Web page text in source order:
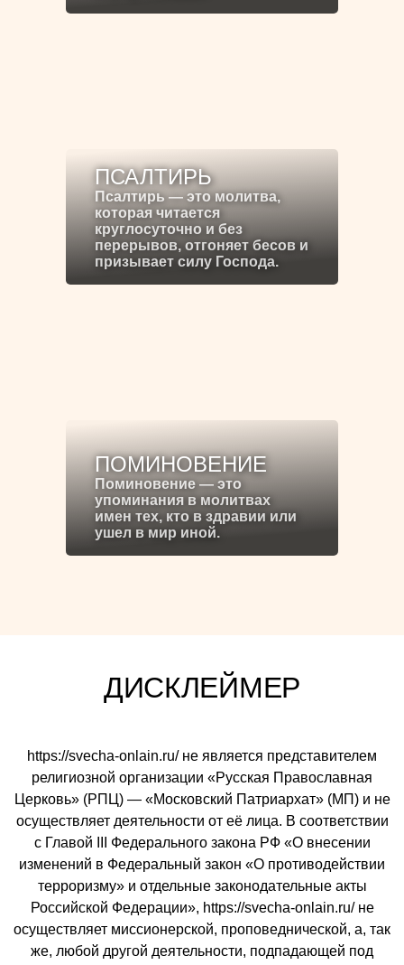
ПСАЛТИРЬ
Псалтирь — это молитва,
которая читается
круглосуточно и без
перерывов, отгоняет бесов и
призывает силу Господа.
ПОМИНОВЕНИЕ
Поминовение — это
упоминания в молитвах
имен тех, кто в здравии или
ушел в мир иной.
ДИСКЛЕЙМЕР
https://svecha-onlain.ru/ не является представителем
религиозной организации «Русская Православная
Церковь» (РПЦ) — «Московский Патриархат» (МП) и не
осуществляет деятельности от её лица. В соответствии
с Главой III Федерального закона РФ «О внесении
изменений в Федеральный закон «О противодействии
терроризму» и отдельные законодательные акты
Российской Федерации», https://svecha-onlain.ru/ не
осуществляет миссионерской, проповеднической, а, так
же, любой другой деятельности, подпадающей под